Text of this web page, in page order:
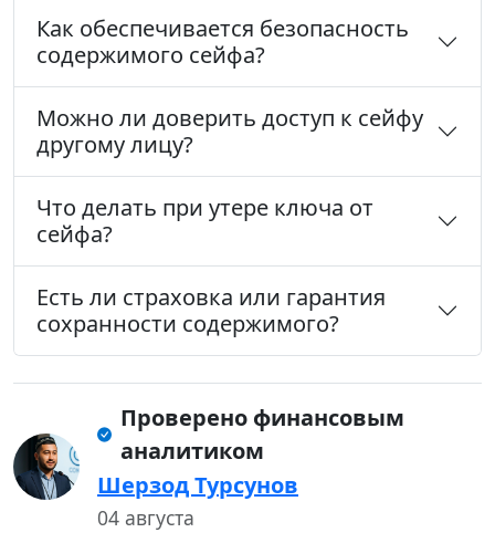
Как обеспечивается безопасность
содержимого сейфа?
Можно ли доверить доступ к сейфу
другому лицу?
Что делать при утере ключа от
сейфа?
Есть ли страховка или гарантия
сохранности содержимого?
Проверено финансовым
аналитиком
Шерзод Турсунов
04 августа